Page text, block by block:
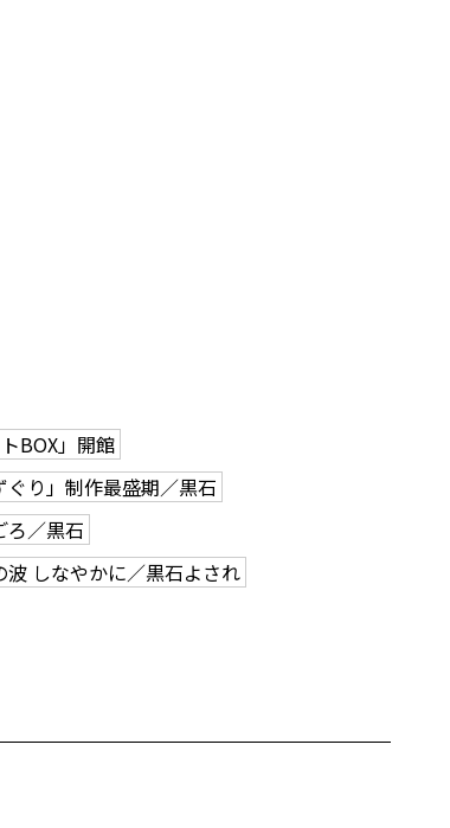
BOX」開館
り」制作最盛期／黒石
／黒石
波 しなやかに／黒石よされ